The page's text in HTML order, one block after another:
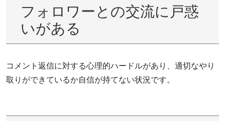
フォロワーとの交流に戸惑
いがある
コメント返信に対する心理的ハードルがあり、適切なやり
取りができているか自信が持てない状況です。